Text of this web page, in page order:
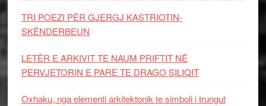
TRI POEZI PËR GJERGJ KASTRIOTIN-
SKËNDERBEUN
LETËR E ARKIVIT TE NAUM PRIFTIT NË
PERVJETORIN E PARE TE DRAGO SILIQIT
Oxhaku, nga elementi arkitektonik te simboli i trungut